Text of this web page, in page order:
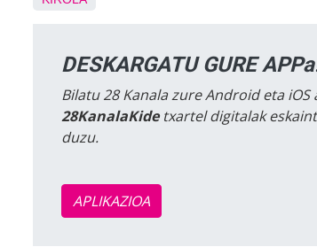
DESKARGATU GURE
Bilatu 28 Kanala zure Android eta
28KanalaKidetxartel digitalak
duzu.
APLIKAZIOA